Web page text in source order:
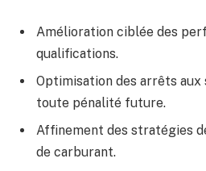
Amélioration ciblée des
qualifications.
Optimisation des arrêts
toute pénalité future.
Affinement des stratégies
de carburant.